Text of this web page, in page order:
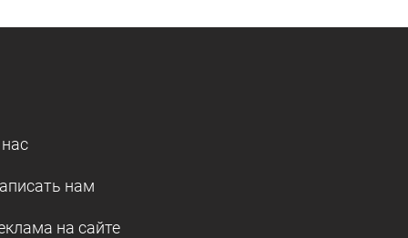
нам
на сайте